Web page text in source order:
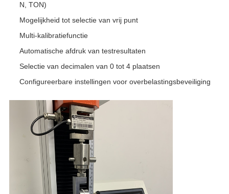
N, TON)
Mogelijkheid tot selectie van vrij punt
Multi-kalibratiefunctie
Automatische afdruk van testresultaten
Selectie van decimalen van 0 tot 4 plaatsen
Configureerbare instellingen voor overbelastingsbeveiliging